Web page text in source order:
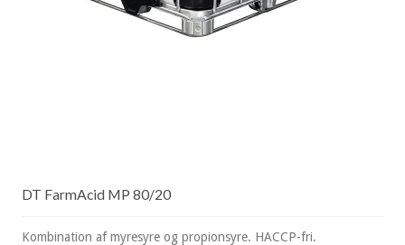
DT FarmAcid MP 80/20
Kombination af myresyre og propionsyre. HACCP-fri.